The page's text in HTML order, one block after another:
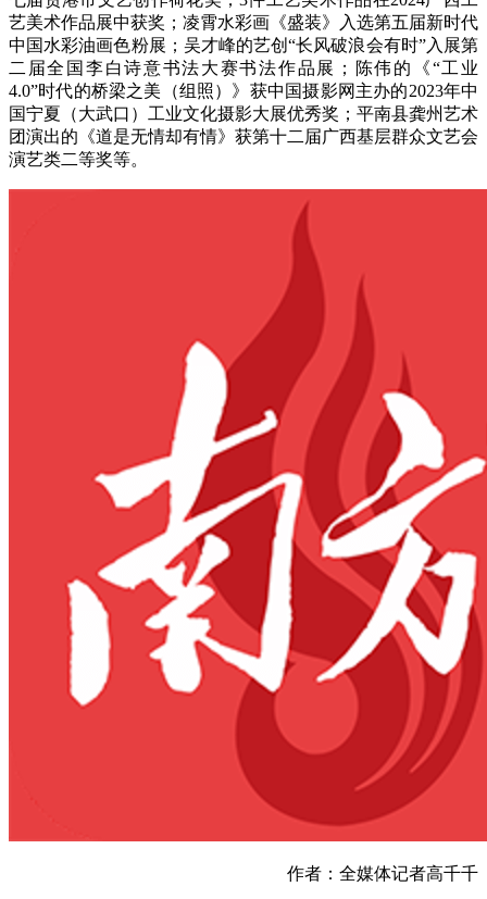
艺美术作品展中获奖；凌霄水彩画《盛装》入选第五届新时代
中国水彩油画色粉展；吴才峰的艺创“长风破浪会有时”入展第
二届全国李白诗意书法大赛书法作品展；陈伟的《“工业
4.0”时代的桥梁之美（组照）》获中国摄影网主办的2023年中
国宁夏（大武口）工业文化摄影大展优秀奖；平南县龚州艺术
团演出的《道是无情却有情》获第十二届广西基层群众文艺会
演艺类二等奖等。
作者：全媒体记者高千千